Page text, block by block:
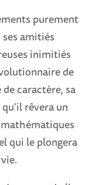
purement
amitiés
inimitiés
de
caractère, sa
rêvera un
qui le plongera